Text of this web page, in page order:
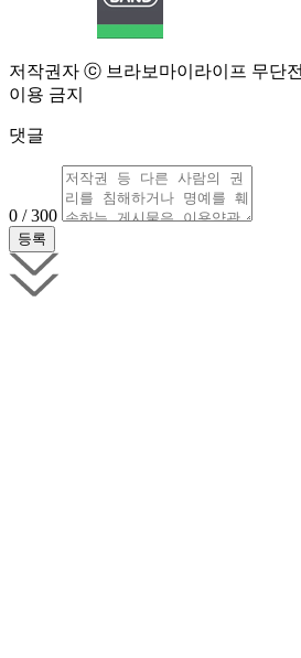
저작권자 ⓒ 브라보마이라이프 무단
이용 금지
댓글
0 / 300